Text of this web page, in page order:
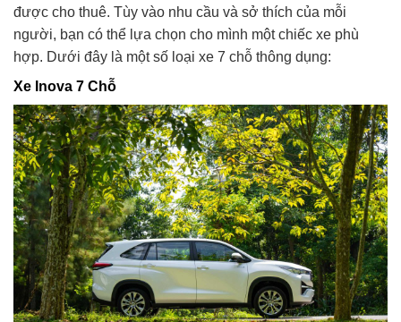
được cho thuê. Tùy vào nhu cầu và sở thích của mỗi
người, bạn có thể lựa chọn cho mình một chiếc xe phù
hợp. Dưới đây là một số loại xe 7 chỗ thông dụng:
Xe Inova 7 Chỗ